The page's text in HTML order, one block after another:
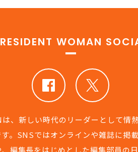
WOMAN
、新しい時代のリーダーとして情
。SNSではオンラインや雑誌に掲
編集長をはじめとした編集部員の